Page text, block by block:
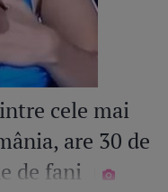
cele mai
are 30 de
de fani